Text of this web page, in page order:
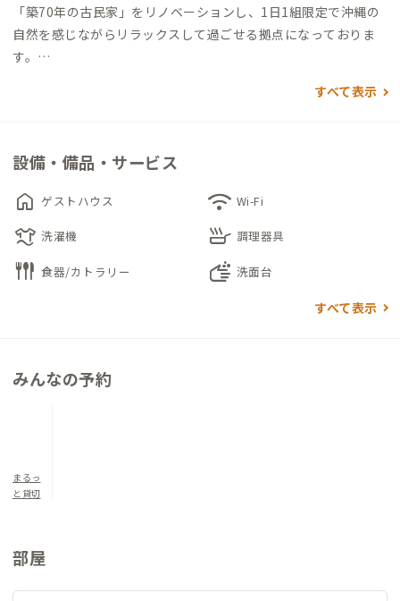
「築70年の古民家」をリノベーションし、1日1組限定で沖縄の
自然を感じながらリラックスして過ごせる拠点になっておりま
す。
庭先には沖縄の伝統的な防風林「フク木」の下で薪火を囲みBB
ワーキングスペースとしても幅広く活用することが出来ます。
Camp Houseは晴れた日は庭先でタープと緩やかな日差しを楽
しみ、雨の日には室内でレトロな雰囲気を楽しみながら過ごす
ことができます。古民家ながらの不便がある反面、観光地へのア
クセス良好な物件でもあります。
▼寝室について
すべて表示
設備・備品・サービス
home ゲストハウス wifi Wi-Fi
laundry 洗濯機 skillet 調理器具
flatware 食器/カトラリー soap 洗面台
すべて表示
みんなの予約
まるっ
と貸切
部屋